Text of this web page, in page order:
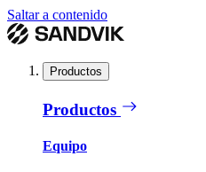
Saltar a contenido
Productos
Productos
Equipo